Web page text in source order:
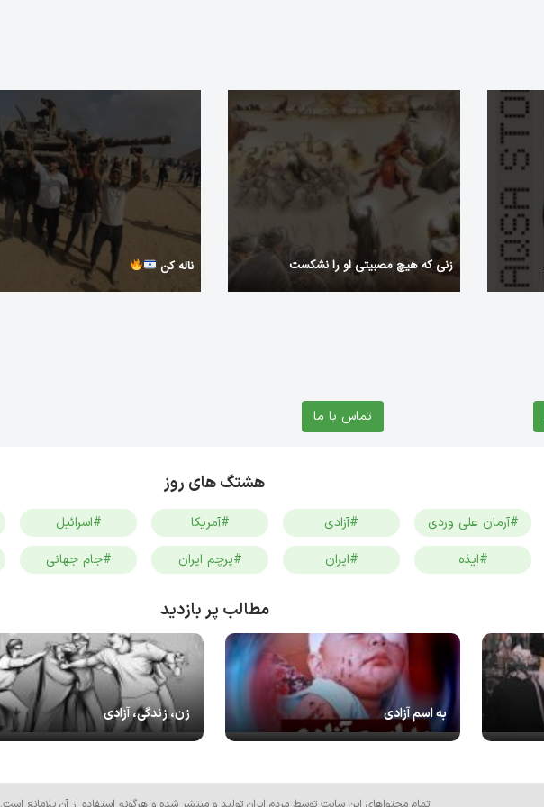
زنی که هیچ مصبیتی او را نشکست ناله کن
تماس با ما
هشتگ های روز
#آرمان علی وردی #آزادی #آمریکا #اسرائیل
#ایذه
#ایران #پرچم ایران #جام جهانی
مطالب پر بازدید
به اسم آزادی زن، زندگی، آزادی